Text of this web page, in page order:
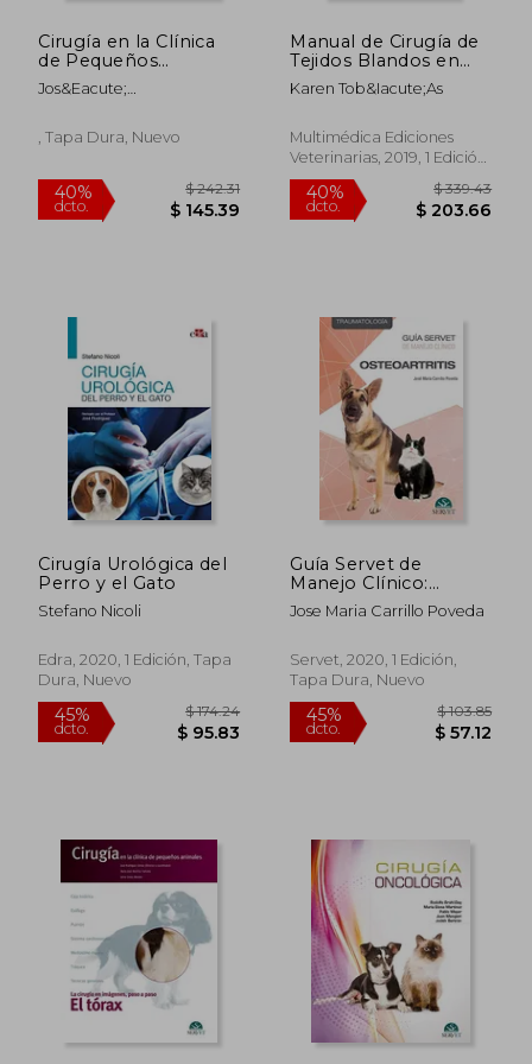
Cirugía en la Clínica
de Pequeños
Animales. Cabeza y
Cuello. Volumen ii -
Editorial Servet
Jos&Eacute;
G&Oacute;Mez
, Tapa Dura, Nuevo
40%
dcto. $ 145.39
Manual de Cirugía de
Tejidos Blandos en
Pequeños Animales
Karen Tob&Iacute;As
Multimédica Ediciones
Veterinarias, 2019, 1 Edición,
Tapa Dura, Nuevo
40%
dcto.
Cirugía Urológica del
Perro y el Gato
Stefano Nicoli
Edra, 2020, 1 Edición, Tapa
Dura, Nuevo
Guía Servet de
Manejo Clínico:
Traumatología.
Osteoartritis
Jose Maria Carrillo Poveda
Servet, 2020, 1 Edición,
Tapa Dura, Nuevo